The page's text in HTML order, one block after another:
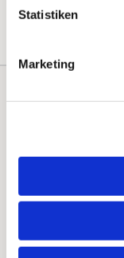
Statistiken
Marketing
Links